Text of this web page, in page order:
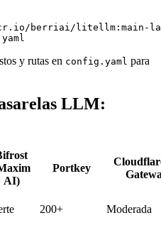
berriai/litellm:main-
y rutas en config.yaml para
LLM:
AI)
Portkey
200+ Moderada